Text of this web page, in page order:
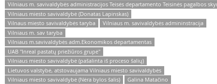
Vilniaus m. savivaldybės administracijos Teisės departamento Teisinės pagalbos
Vilniaus miesto savivaldybė (Donatas Lapinskas)
Vilnaus miesto savivaldybės taryba
Vilniaus m. savivaldybės admininstracija
Vilniaus m. sav taryba
Vilniaus m.savivaldybės adm.Ekonomikos departamentas
UAB "Inreal pastatų priežiūros grupė"
Vilniaus miesto savivaldybė (pašalinta iš proceso šalių)
Lietuvos valstybė, atstovaujama Vilniaus miesto savivaldybės
Vilniaus miesto savivaldybė (Nėra bylos šalis)
Galina Matačino